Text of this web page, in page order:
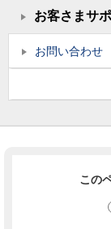
お客さまサ
お問い合わせ
この